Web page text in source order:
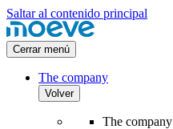
Saltar al contenido principal
Cerrar menú
The company
Volver
The company